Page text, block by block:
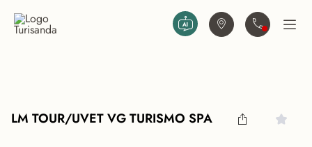
Trova agenziaContattaciApri
LM TOUR/UVET VG TURISMO SPA